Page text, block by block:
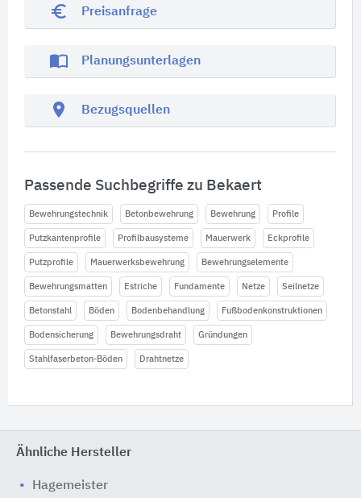
euro_symbol Preisanfrage
import_contacts Planungsunterlagen
location_on Bezugsquellen
Passende Suchbegriffe zu Bekaert
Bewehrungstechnik Betonbewehrung Bewehrung Profile
Putzkantenprofile Profilbausysteme Mauerwerk Eckprofile
Putzprofile Mauerwerksbewehrung Bewehrungselemente
Bewehrungsmatten Estriche Fundamente Netze Seilnetze
Betonstahl Böden Bodenbehandlung Fußbodenkonstruktionen
Bodensicherung Bewehrungsdraht Gründungen
Stahlfaserbeton-Böden Drahtnetze
Ähnliche Hersteller
Hagemeister